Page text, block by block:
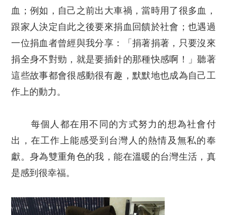
血；例如，自己之前出大車禍，當時用了很多血，
跟家人決定自此之後要來捐血回饋於社會；也遇過
一位捐血者曾經與我分享：「捐著捐著，只要沒來
捐全身不對勁，就是要插針的那種快感啊！」聽著
這些故事都會很感動很有趣，默默地也成為自己工
作上的動力。
每個人都在用不同的方式努力的想為社會付
出，在工作上能感受到台灣人的熱情及無私的奉
獻。身為雙重角色的我，能在溫暖的台灣生活，真
是感到很幸福。